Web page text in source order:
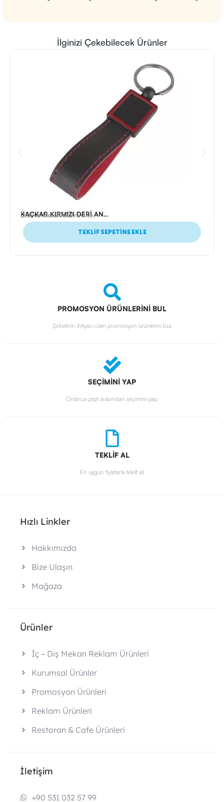
İlginizi Çekebilecek Ürünler
KAÇKAR KIRMIZI DERİ ANAHTARLIK
Ürün Kodu: 26339
Deri ve Metal Anahtarlıklar
TEKLİF SEPETİNE EKLE
PROMOSYON ÜRÜNLERİNİ BUL
Şirketinin ihtiyacı olan promosyon ürünlerini bul.
SEÇİMİNİ YAP
Onlarca çeşit arasından seçimini yap.
TEKLİF AL
En uygun fiyatlarla teklif al!
Hızlı Linkler
Hakkımızda
Bize Ulaşın
Mağaza
Ürünler
İç – Dış Mekan Reklam Ürünleri
Kurumsal Ürünler
Promosyon Ürünleri
Reklam Ürünleri
Restoran & Cafe Ürünleri
İletişim
+90 531 032 57 99